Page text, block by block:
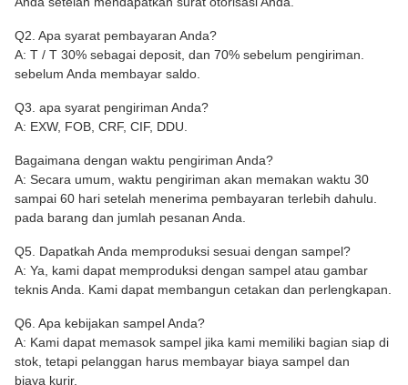
Q2. Apa syarat pembayaran Anda?
A: T / T 30% sebagai deposit, dan 70% sebelum pengiriman.
sebelum Anda membayar saldo.
Q3. apa syarat pengiriman Anda?
A: EXW, FOB, CRF, CIF, DDU.
Bagaimana dengan waktu pengiriman Anda?
A: Secara umum, waktu pengiriman akan memakan waktu 30
sampai 60 hari setelah menerima pembayaran terlebih dahulu.
pada barang dan jumlah pesanan Anda.
Q5. Dapatkah Anda memproduksi sesuai dengan sampel?
A: Ya, kami dapat memproduksi dengan sampel atau gambar
teknis Anda. Kami dapat membangun cetakan dan perlengkapan.
Q6. Apa kebijakan sampel Anda?
A: Kami dapat memasok sampel jika kami memiliki bagian siap di
stok, tetapi pelanggan harus membayar biaya sampel dan
biaya kurir.